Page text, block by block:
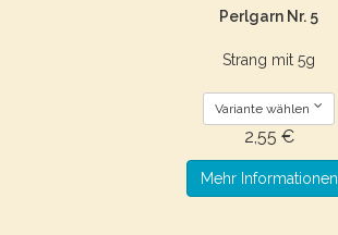
Perlgarn Nr. 5
Strang mit 5g
Variante wählen
2,55 €
Mehr Informationen